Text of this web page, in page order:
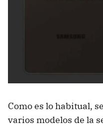
Como es lo habitual,
varios modelos de la